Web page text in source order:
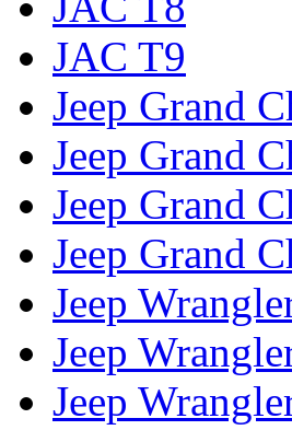
JAC T9
Jeep Grand
Jeep Grand
Jeep Grand
Jeep Grand
Jeep
Jeep
Jeep